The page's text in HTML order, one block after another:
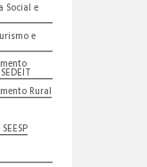
Social e
e
Rural